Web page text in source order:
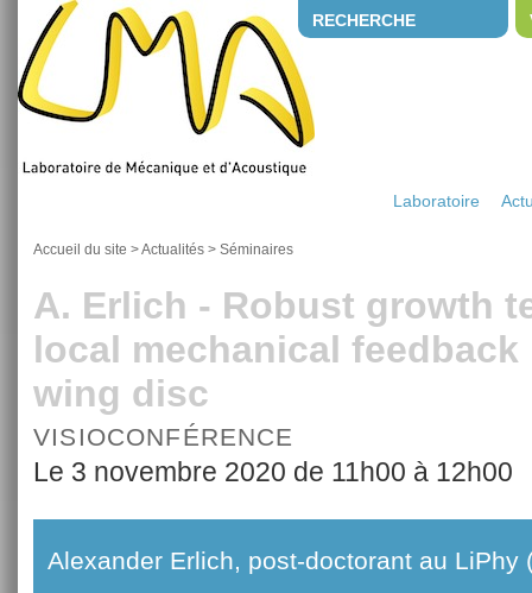
RECHERCHE
Laboratoire
Accueil du site >Actualités > Séminaires
A. Erlich - Robust growth
local mechanical
wing disc
VISIOCONFÉRENCE
Le 3 novembre 2020 de 11h00 à 12h00
Alexander Erlich, post-doctorant au LiPhy